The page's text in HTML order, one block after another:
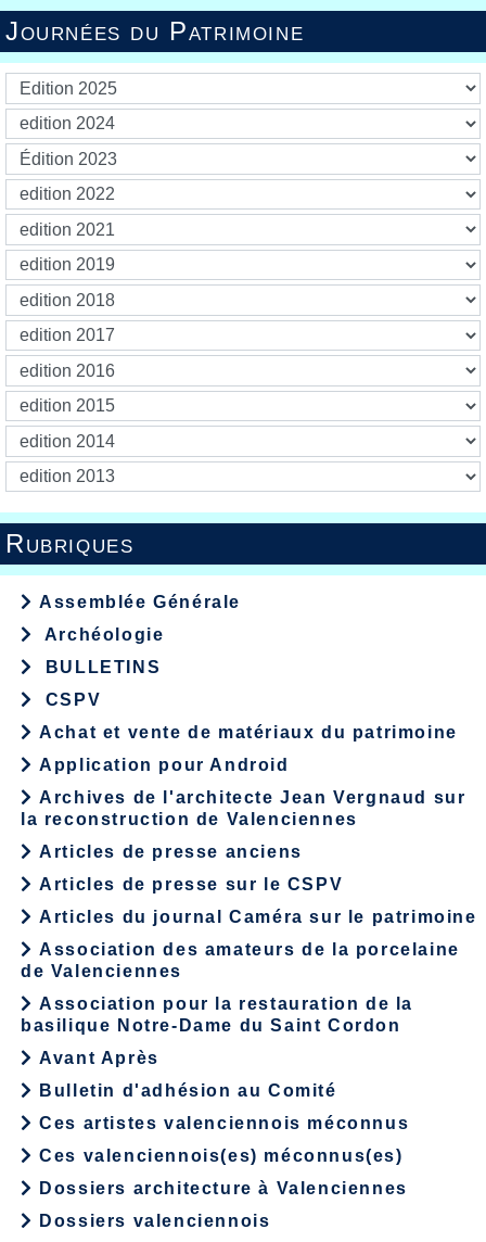
Journées du Patrimoine
Rubriques
Assemblée Générale
Archéologie
BULLETINS
CSPV
Achat et vente de matériaux du patrimoine
Application pour Android
Archives de l'architecte Jean Vergnaud sur
la reconstruction de Valenciennes
Articles de presse anciens
Articles de presse sur le CSPV
Articles du journal Caméra sur le patrimoine
Association des amateurs de la porcelaine
de Valenciennes
Association pour la restauration de la
basilique Notre-Dame du Saint Cordon
Avant Après
Bulletin d'adhésion au Comité
Ces artistes valenciennois méconnus
Ces valenciennois(es) méconnus(es)
Dossiers architecture à Valenciennes
Dossiers valenciennois